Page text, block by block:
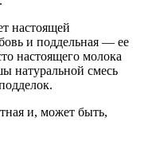
настоящей
и поддельная — ее
настоящего молока
натуральной смесь
и, может быть,